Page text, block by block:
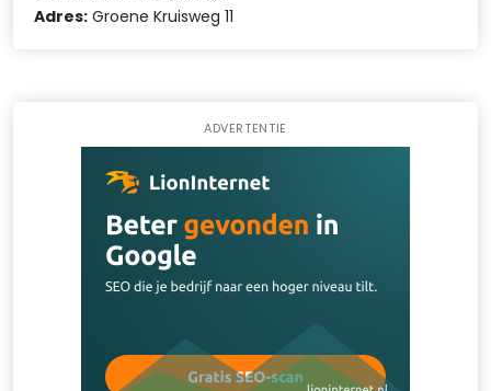
Adres: Groene Kruisweg 11
ADVERTENTIE